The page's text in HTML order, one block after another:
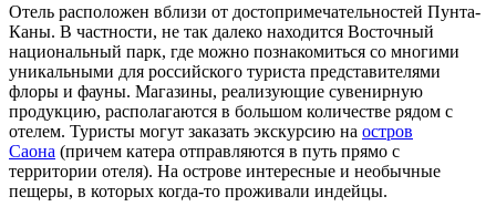
Отель расположен вблизи от достопримечательностей Пунта-
Каны. В частности, не так далеко находится Восточный
национальный парк, где можно познакомиться со многими
уникальными для российского туриста представителями
флоры и фауны. Магазины, реализующие сувенирную
продукцию, располагаются в большом количестве рядом с
отелем. Туристы могут заказать экскурсию на остров
Саона (причем катера отправляются в путь прямо с
территории отеля). На острове интересные и необычные
пещеры, в которых когда-то проживали индейцы.